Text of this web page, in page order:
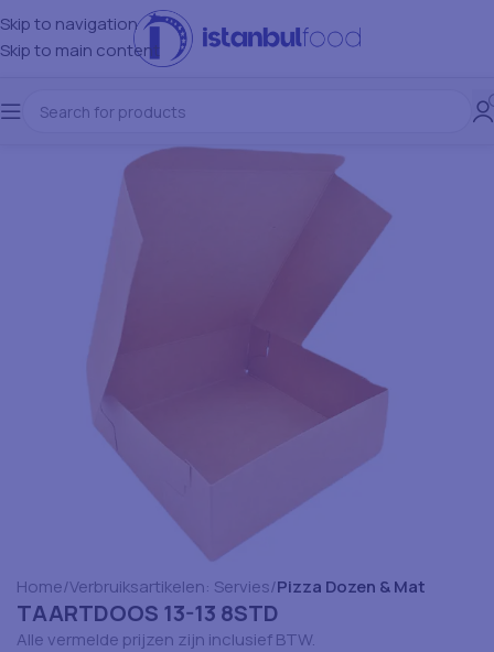
Skip to navigation
Skip to main content
Home Verbruiksartikelen: Servies Pizza Dozen & Mat
TAARTDOOS 13-13 8STD
Alle vermelde prijzen zijn inclusief BTW.